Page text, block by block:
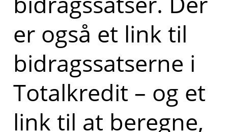
er også et link til
bidragssatserne i
Totalkredit – og et
link til at beregne,